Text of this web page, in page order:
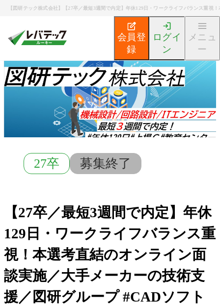
【図研テック株式会社】【27卒／最短3週間で内定】年休129日・ワークライフバランス重
会員登
録
ログイ
ン
メニュ
ー
募集検索 【27卒／最短3週
27卒 募集終了
【27卒／最短3週間で内定】年休
129日・ワークライフバランス重
視！本選考直結のオンライン面
談実施／大手メーカーの技術支
援／図研グループ #CADソフト